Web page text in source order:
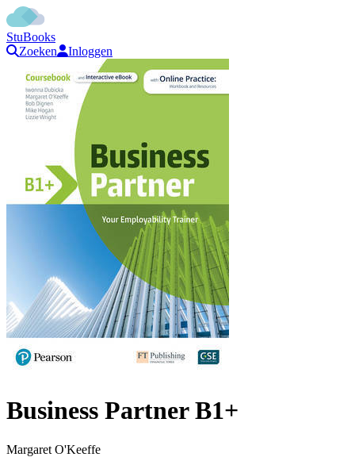
StuBooks
Zoeken
Inloggen
Business Partner B1+
Margaret O'Keeffe